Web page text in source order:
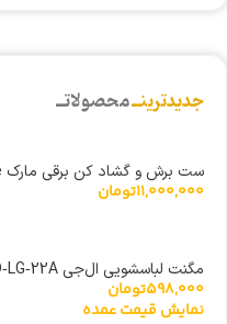
جدیدترینــمحصولاتــ
ست برش و گشاد کن برقی مارک Makule
11,000,000تومان
مگنت لباسشویی ال‌جی TD‑LG‑22A
598,000تومان
نمایش قیمت عمده